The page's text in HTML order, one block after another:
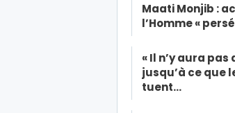
Maati Monjib :
l’Homme «
« Il n’y aura
jusqu’à ce que
tuent…